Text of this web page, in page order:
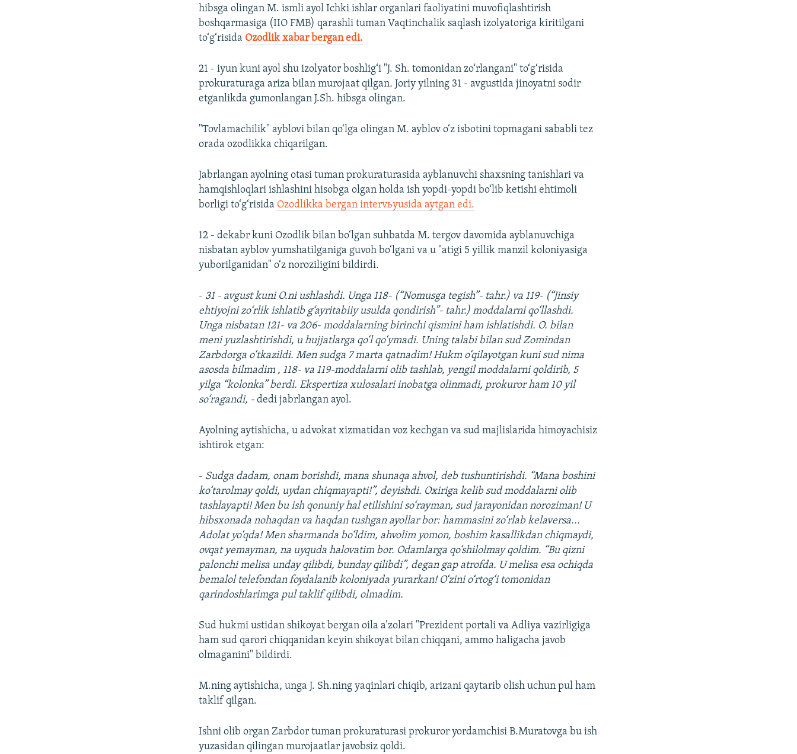
hibsga olinganM. ismli ayol Ichki ishlar organlari faoliyatini muvofiqlashtirish
boshqarmasiga (IIO FMB) qarashli tuman Vaqtinchalik saqlash izolyatoriga kiritilgani
to‘g‘risida Ozodlik xabar bergan edi.
21 - iyun kuni ayol shu izolyator boshlig‘i "J. Sh. tomonidan zo‘rlangani" to‘g‘risida
prokuraturaga ariza bilan murojaat qilgan.Joriy yilning 31 - avgustida jinoyatni sodir
etganlikda gumonlangan J.Sh. hibsga olingan.
"Tovlamachilik" ayblovi bilan qo‘lga olingan M. ayblov o‘z isbotini topmagani sababli tez
orada ozodlikka chiqarilgan.
Jabrlangan ayolning otasi tuman prokuraturasida ayblanuvchi shaxsning tanishlari va
hamqishloqlari ishlashini hisobga olgan holda ish yopdi-yopdi bo‘lib ketishi ehtimoli
borligi to‘g‘risida Ozodlikka bergan intervьyusida aytgan edi.
12 - dekabr kuni Ozodlik bilan bo‘lgan suhbatda M. tergov davomida ayblanuvchiga
nisbatan ayblov yumshatilganiga guvoh bo‘lgani va u "atigi 5 yillik manzil koloniyasiga
yuborilganidan" o‘z noroziligini bildirdi.
- 31 - avgust kuni O.ni ushlashdi. Unga 118- (“Nomusga tegish”- tahr.) va 119- (“Jinsiy
ehtiyojni zo‘rlik ishlatib g‘ayritabiiy usulda qondirish”- tahr.) moddalarni qo‘llashdi.
Unga nisbatan 121- va 206- moddalarning birinchi qismini ham ishlatishdi. O. bilan
meni yuzlashtirishdi, u hujjatlarga qo‘l qo‘ymadi. Uning talabi bilan sud Zomindan
Zarbdorga o‘tkazildi. Men sudga 7 marta qatnadim! Hukm o‘qilayotgan kuni sud nima
asosda bilmadim , 118- va 119-moddalarni olib tashlab, yengil moddalarni qoldirib, 5
yilga “kolonka” berdi. Ekspertiza xulosalari inobatga olinmadi, prokuror ham 10 yil
so‘ragandi, -dedi jabrlangan ayol.
Ayolning aytishicha, u advokat xizmatidan voz kechgan va sud majlislarida himoyachisiz
ishtirok etgan:
- Sudga dadam, onam borishdi, mana shunaqa ahvol, deb tushuntirishdi. “Mana boshini
ko‘tarolmay qoldi, uydan chiqmayapti!”, deyishdi. Oxiriga kelib sud moddalarni olib
tashlayapti! Men bu ish qonuniy hal etilishini so‘rayman, sud jarayonidan noroziman! U
hibsxonada nohaqdan va haqdan tushgan ayollar bor: hammasini zo‘rlab kelaversa...
Adolat yo‘qda! Men sharmanda bo‘ldim, ahvolim yomon, boshim kasallikdan chiqmaydi,
ovqat yemayman, na uyquda halovatim bor. Odamlarga qo‘shilolmay qoldim. “Bu qizni
palonchi melisa unday qilibdi, bunday qilibdi”, degan gap atrofda. U melisa esa ochiqda
bemalol telefondan foydalanib koloniyada yurarkan! O‘zini o‘rtog‘i tomonidan
qarindoshlarimga pul taklif qilibdi, olmadim.
Sud hukmi ustidan shikoyat bergan oila a’zolari "Prezident portali va Adliya vazirligiga
ham sud qarori chiqqanidan keyin shikoyat bilan chiqqani, ammo haligacha javob
olmaganini" bildirdi.
M.ning aytishicha, unga J. Sh.ning yaqinlari chiqib, arizani qaytarib olish uchun pul ham
taklif qilgan.
Ishni olib organ Zarbdor tuman prokuraturasi prokuror yordamchisi B.Muratovga bu ish
yuzasidan qilingan murojaatlar javobsiz qoldi.